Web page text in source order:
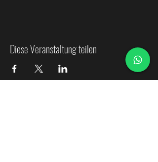
Diese Veranstaltung teilen